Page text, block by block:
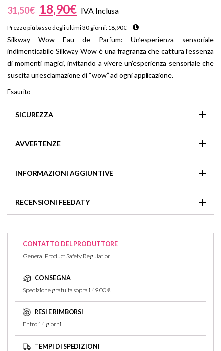
31,50€ 18,90€ IVA Inclusa
Prezzo più basso degli ultimi 30 giorni: 18,90€
Silkway Wow Eau de Parfum: Un’esperienza sensoriale
indimenticabile Silkway Wow è una fragranza che cattura l’essenza
di momenti magici, invitando a vivere un’esperienza sensoriale che
suscita un’esclamazione di “wow” ad ogni applicazione.
Esaurito
SICUREZZA
SECCO. TENERE LONTANO DA FIAMME E CALORE.
EVITARE DI VAPORIZZARE VERSO GLI OCCHI
AVVERTENZE
e abbondantemente.
INFORMAZIONI AGGIUNTIVE
RECENSIONI FEEDATY
Non ci sono recensioni per questo articolo
CONTATTO DEL PRODUTTORE
General Product Safety Regulation
CONSEGNA
Spedizione gratuita sopra i 49,00 €
RESI E RIMBORSI
Entro 14 giorni
TEMPI DI SPEDIZIONI